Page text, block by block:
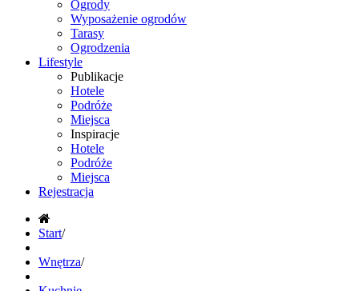
Ogrody
Wyposażenie ogrodów
Tarasy
Ogrodzenia
Lifestyle
Publikacje
Hotele
Podróże
Miejsca
Inspiracje
Hotele
Podróże
Miejsca
Rejestracja
Start/
Wnętrza/